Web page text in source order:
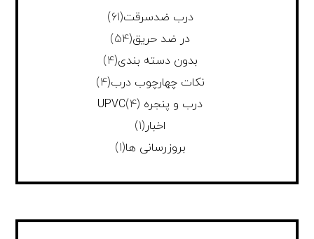
درب ضدسرقت(61)
در ضد حریق(54)
بدون دسته بندی(4)
نکات چهارچوب درب(4)
درب و پنجره UPVC (4)
اخبار(1)
بروزرسانی ها(1)